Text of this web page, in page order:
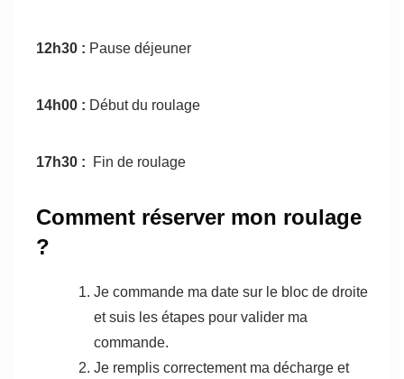
12h30 : Pause déjeuner
14h00 : Début du roulage
17h30 : Fin de roulage
Comment réserver mon roulage
?
Je commande ma date sur le bloc de droite
et suis les étapes pour valider ma
commande.
Je remplis correctement ma décharge et